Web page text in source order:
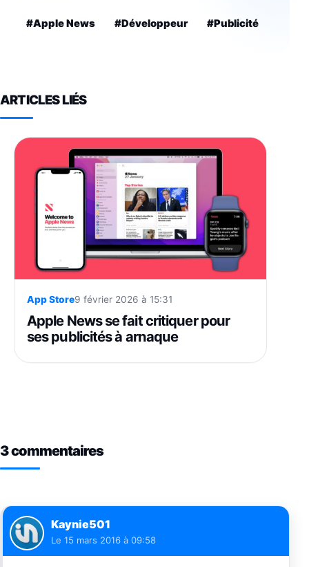
#Apple News #Développeur #Publicité
ARTICLES LIÉS
App Store9 février 2026 à 15:31
Apple News se fait critiquer pour
ses publicités à arnaque
3 commentaires
Kaynie501
Le 15 mars 2016 à 09:58